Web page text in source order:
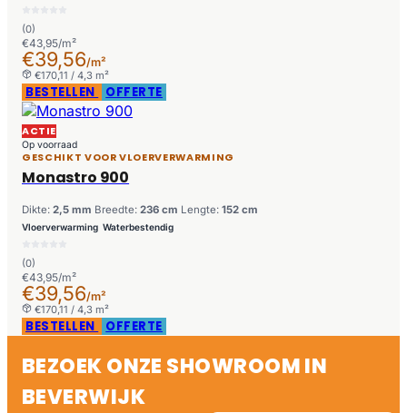
(0)
€43,95/m²
€39,56/m²
€170,11 / 4,3 m²
BESTELLEN OFFERTE
ACTIE
Op voorraad
GESCHIKT VOOR VLOERVERWARMING
Monastro 900
Dikte: 2,5 mm Breedte: 236 cm Lengte: 152 cm
Vloerverwarming Waterbestendig
(0)
€43,95/m²
€39,56/m²
€170,11 / 4,3 m²
BESTELLEN OFFERTE
BEZOEK ONZE SHOWROOM IN
BEVERWIJK